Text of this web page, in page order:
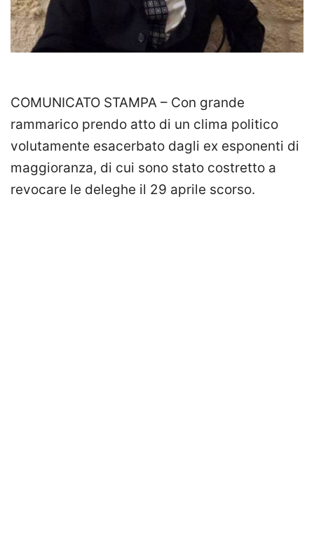
COMUNICATO STAMPA – Con grande
rammarico prendo atto di un clima politico
volutamente esacerbato dagli ex esponenti di
maggioranza, di cui sono stato costretto a
revocare le deleghe il 29 aprile scorso.